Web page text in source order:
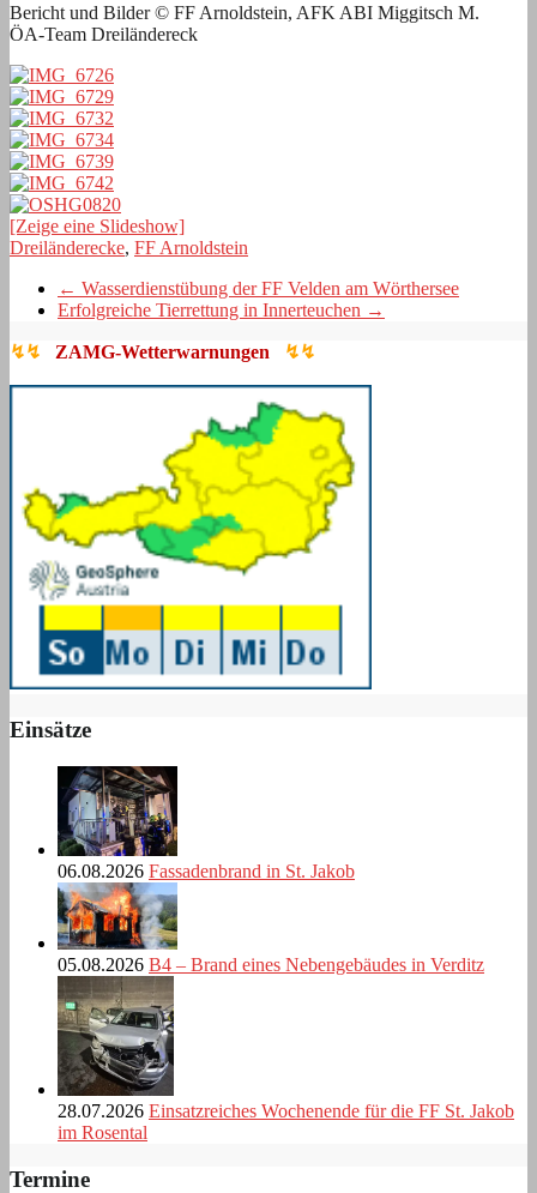
Bericht und Bilder © FF Arnoldstein, AFK ABI Miggitsch M.
ÖA-Team Dreiländereck
[Zeige eine Slideshow]
Dreiländerecke, FF Arnoldstein
← Wasserdienstübung der FF Velden am Wörthersee
Erfolgreiche Tierrettung in Innerteuchen →
↯↯ ZAMG-Wetterwarnungen ↯↯
Einsätze
06.08.2026 Fassadenbrand in St. Jakob
05.08.2026 B4 – Brand eines Nebengebäudes in Verditz
28.07.2026 Einsatzreiches Wochenende für die FF St. Jakob
im Rosental
Termine